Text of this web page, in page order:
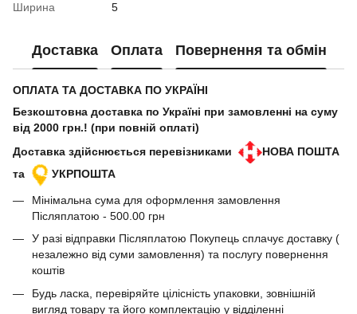
Ширина
5
Доставка Оплата Повернення та обмін
ОПЛАТА ТА ДОСТАВКА ПО УКРАЇНІ
Безкоштовна доставка по Україні при замовленні на суму
від 2000 грн.! (при повній оплаті)
Доставка здійснюється перевізниками
НОВА ПОШТА
та
УКРПОШТА
Мінімальна сума для оформлення замовлення
Післяплатою - 500.00 грн
У разі відправки Післяплатою Покупець сплачує доставку (
незалежно від суми замовлення) та послугу повернення
коштів
Будь ласка, перевіряйте цілісність упаковки, зовнішній
вигляд товару та його комплектацію у відділенні